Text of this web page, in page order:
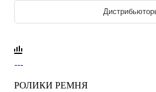
РОЛИКИ РЕМНЯ